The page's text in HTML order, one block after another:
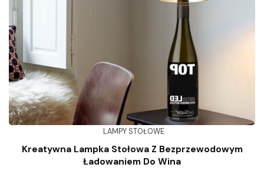
LAMPY STOŁOWE
Kreatywna Lampka Stołowa Z Bezprzewodowym
Ładowaniem Do Wina